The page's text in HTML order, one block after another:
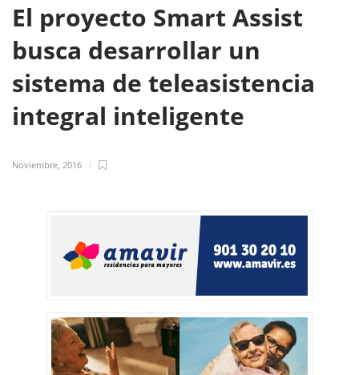
El proyecto Smart Assist
busca desarrollar un
sistema de teleasistencia
integral inteligente
Noviembre, 2016